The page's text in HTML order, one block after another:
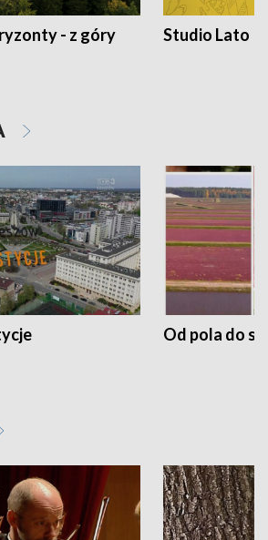
- z góry
Studio Lato
Od pola do